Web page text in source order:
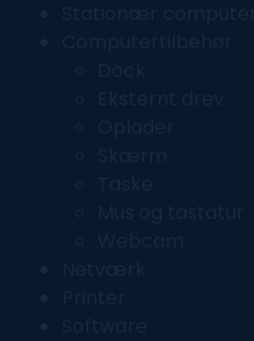
Stationær computer
Computertilbehør
Dock
Eksternt drev
Oplader
Skærm
Taske
Mus og tastatur
Webcam
Netværk
Printer
Software